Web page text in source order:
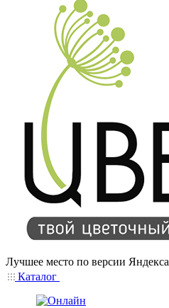
Лучшее место по версии Яндекса
Каталог